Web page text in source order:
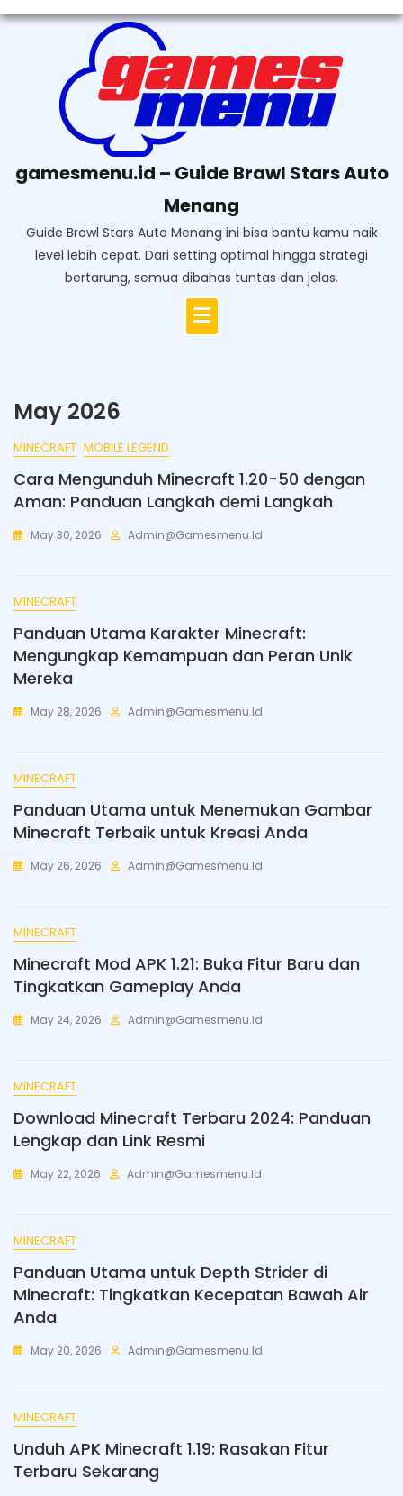
gamesmenu.id – Guide Brawl Stars Auto
Menang
Guide Brawl Stars Auto Menang ini bisa bantu kamu naik
level lebih cepat. Dari setting optimal hingga strategi
bertarung, semua dibahas tuntas dan jelas.
May 2026
MINECRAFT MOBILE LEGEND
Cara Mengunduh Minecraft 1.20-50 dengan
Aman: Panduan Langkah demi Langkah
May 30, 2026 Admin@gamesmenu.id
MINECRAFT
Panduan Utama Karakter Minecraft:
Mengungkap Kemampuan dan Peran Unik
Mereka
May 28, 2026 Admin@gamesmenu.id
MINECRAFT
Panduan Utama untuk Menemukan Gambar
Minecraft Terbaik untuk Kreasi Anda
May 26, 2026 Admin@gamesmenu.id
MINECRAFT
Minecraft Mod APK 1.21: Buka Fitur Baru dan
Tingkatkan Gameplay Anda
May 24, 2026 Admin@gamesmenu.id
MINECRAFT
Download Minecraft Terbaru 2024: Panduan
Lengkap dan Link Resmi
May 22, 2026 Admin@gamesmenu.id
MINECRAFT
Panduan Utama untuk Depth Strider di
Minecraft: Tingkatkan Kecepatan Bawah Air
Anda
May 20, 2026 Admin@gamesmenu.id
MINECRAFT
Unduh APK Minecraft 1.19: Rasakan Fitur
Terbaru Sekarang